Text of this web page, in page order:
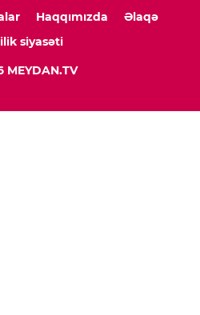
Haqqımızda
Əlaqə
siyasəti
MEYDAN.TV